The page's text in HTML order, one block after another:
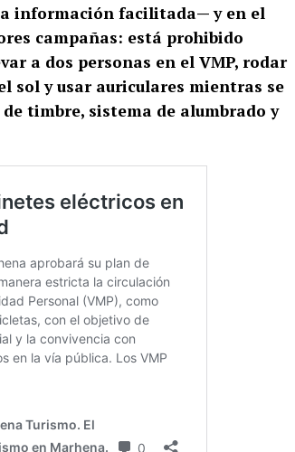
información facilitada— y en el
campañas: está prohibido
a dos personas en el VMP, rodar
sol y usar auriculares mientras se
timbre, sistema de alumbrado y